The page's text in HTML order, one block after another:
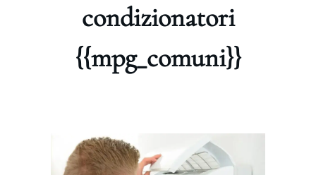
condizionatori
{{mpg_comuni}}